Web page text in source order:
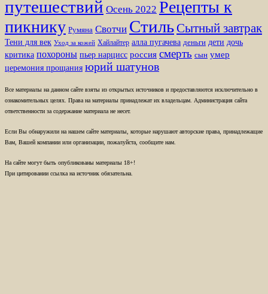
путешествий Осень 2022 Рецепты к
пикнику Румяна Свотчи СтильСытный завтрак
Тени для век Уход за кожей Хайлайтер алла пугачева деньги дети дочь
критика похороны пьер нарцисс россия смерть сын умер
церемония прощания юрий шатунов
Все материалы на данном сайте взяты из открытых источников и предоставляются исключительно в
ознакомительных целях. Права на материалы принадлежат их владельцам. Администрация сайта
ответственности за содержание материала не несет.
Если Вы обнаружили на нашем сайте материалы, которые нарушают авторские права, принадлежащие
Вам, Вашей компании или организации, пожалуйста, сообщите нам.
На сайте могут быть опубликованы материалы 18+!
При цитировании ссылка на источник обязательна.